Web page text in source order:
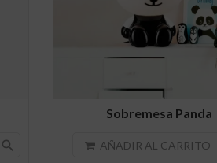
search
Sobremesa Panda
AÑADIR AL CARRITO